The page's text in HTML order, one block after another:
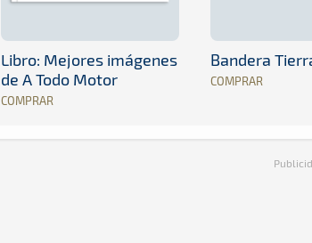
Libro: Mejores imágenes
de A Todo Motor
COMPRAR
Bandera
COMPRAR